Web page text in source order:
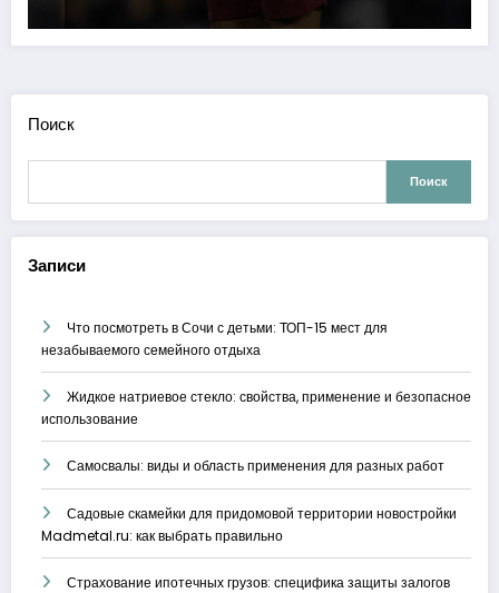
Поиск
Поиск
Записи
Что посмотреть в Сочи с детьми: ТОП-15 мест для
незабываемого семейного отдыха
Жидкое натриевое стекло: свойства, применение и безопасное
использование
Самосвалы: виды и область применения для разных работ
Садовые скамейки для придомовой территории новостройки
Madmetal.ru: как выбрать правильно
Страхование ипотечных грузов: специфика защиты залогов